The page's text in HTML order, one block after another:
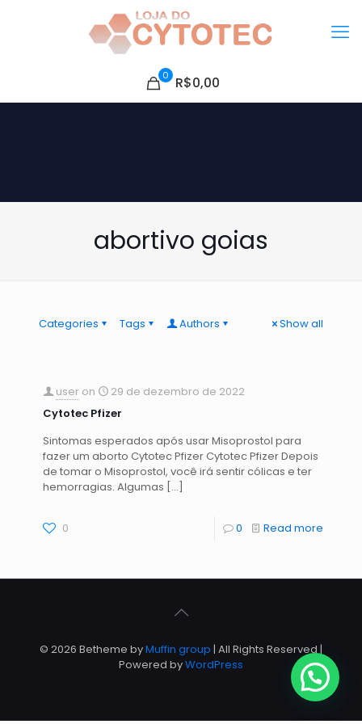
0 R$0,00
abortivo goias
Categories Tags Authors Show all
user on
29 de dezembro de 2022
Cytotec Pfizer
Sintomas esperados após usar Misoprostol para
fazer um aborto Cytotec Pfizer Cytotec Pfizer Depois
de tomar o Misoprostol, você irá sentir cólicas e ter
hemorragias. Algumas […]
0 0 Read more
© 2026 Betheme byMuffin group | All Rights Reserved |
Powered byWordPress